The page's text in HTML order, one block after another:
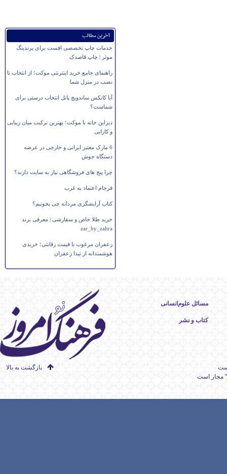
آخرین مطالب
خدمات چاپ تخصصی افست برای برندینگ
موثر | چاپ قاصدک
راهنمای جامع خرید اینترنتی موکت؛ از انتخاب تا
نصب در منزل شما
آیا کانکس ساندویچ پانل انتخاب درستی برای
شماست؟
دیزاین خانه با موکت؛ بهترین ترکیب میان زیبایی
و کارایی
6 مارک معتبر ایرانی و خارجی در عرضه
دستگاه جوش
چرا پیج های فروشگاهی نیاز به سایت دارند؟
فرجام اعتماد به غرب
کتاب آرایشگری مردانه چی بخونیم؟
خرید طلا خاص و سفارشی | معرفی برند
zar_by_zahra
زعفران مرغوب با قیمت رقابتی؛ خریدی
هوشمندانه از تیدا زعفران
مسائل علوم‌انسانی
کتاب و نشر
بازگشت به بالا
" مجاز است